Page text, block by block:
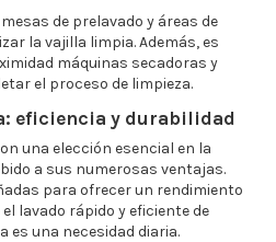
de prelavado y áreas de
la vajilla limpia. Además, es
máquinas secadoras y
el proceso de limpieza.
eficiencia y durabilidad
una elección esencial en la
a sus numerosas ventajas.
para ofrecer un rendimiento
lavado rápido y eficiente de
es una necesidad diaria.